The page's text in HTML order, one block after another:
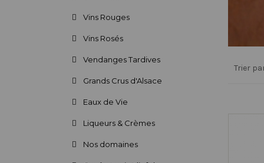
Vins Rouges
Vins Rosés
Vendanges Tardives
Grands Crus d'Alsace
Eaux de Vie
Liqueurs & Crèmes
Nos domaines